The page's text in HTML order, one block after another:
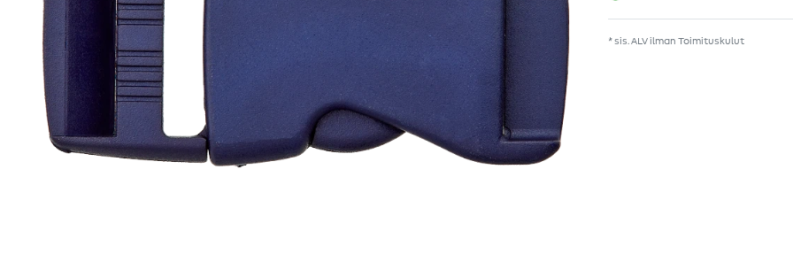
* sis. ALV ilman Toimituskulut